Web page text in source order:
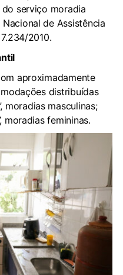
serviço moradia
de Assistência
2010.
aproximadamente
distribuídas
moradias masculinas;
moradias femininas.